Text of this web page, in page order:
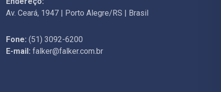
Av. Ceará, 1947 | Porto Alegre/RS | Brasil
Fone: (51) 3092-6200
E-mail: falker@falker.com.br